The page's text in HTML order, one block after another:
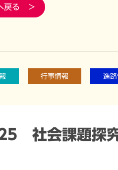
戻る ＞
行事情報 進路
社会課題探